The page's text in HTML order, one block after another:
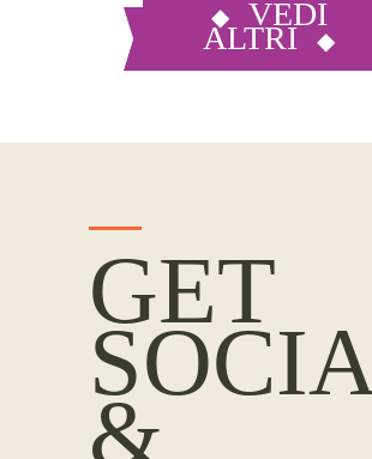
VEDI
ALTRI
GET
&